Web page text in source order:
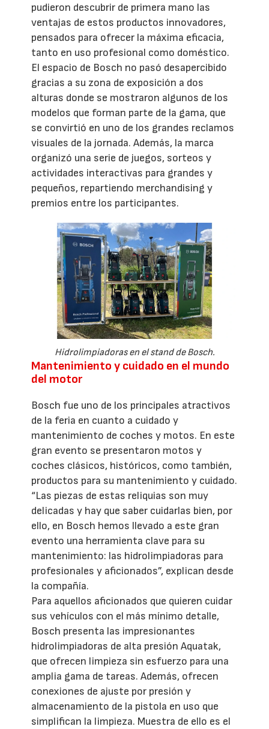
pudieron descubrir de primera mano las
ventajas de estos productos innovadores,
pensados para ofrecer la máxima eficacia,
tanto en uso profesional como doméstico.
El espacio de Bosch no pasó desapercibido
gracias a su zona de exposición a dos
alturas donde se mostraron algunos de los
modelos que forman parte de la gama, que
se convirtió en uno de los grandes reclamos
visuales de la jornada. Además, la marca
organizó una serie de juegos, sorteos y
actividades interactivas para grandes y
pequeños, repartiendo merchandising y
premios entre los participantes.
Hidrolimpiadoras en el stand de Bosch.
Mantenimiento y cuidado en el mundo
del motor
Bosch fue uno de los principales atractivos
de la feria en cuanto a cuidado y
mantenimiento de coches y motos. En este
gran evento se presentaron motos y
coches clásicos, históricos, como también,
productos para su mantenimiento y cuidado.
“Las piezas de estas reliquias son muy
delicadas y hay que saber cuidarlas bien, por
ello, en Bosch hemos llevado a este gran
evento una herramienta clave para su
mantenimiento: las hidrolimpiadoras para
profesionales y aficionados”, explican desde
la compañía.
Para aquellos aficionados que quieren cuidar
sus vehículos con el más mínimo detalle,
Bosch presenta las impresionantes
hidrolimpiadoras de alta presión Aquatak,
que ofrecen limpieza sin esfuerzo para una
amplia gama de tareas. Además, ofrecen
conexiones de ajuste por presión y
almacenamiento de la pistola en uso que
simplifican la limpieza. Muestra de ello es el